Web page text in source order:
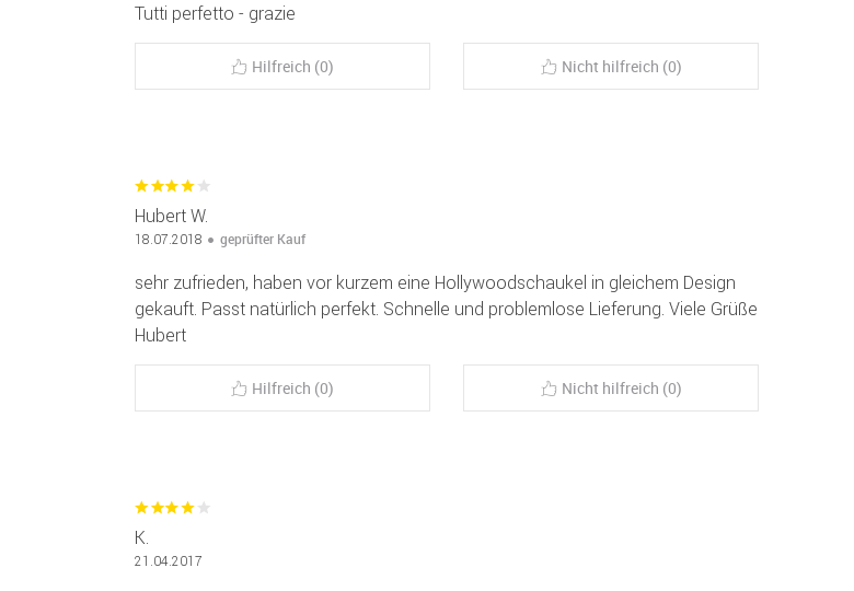
Tutti perfetto - grazie
Hilfreich (0) Nicht hilfreich (0)
Hubert W.
18.07.2018 geprüfter Kauf
sehr zufrieden, haben vor kurzem eine Hollywoodschaukel in gleichem Design
gekauft. Passt natürlich perfekt. Schnelle und problemlose Lieferung. Viele Grüße
Hubert
Hilfreich (0) Nicht hilfreich (0)
K.
21.04.2017